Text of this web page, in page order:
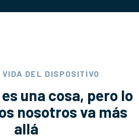
DEL DISPOSITIVO
una cosa, pero lo
nosotros va más
allá